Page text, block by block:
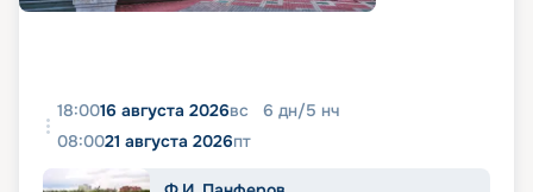
18:0016 августа 2026вс 6 дн/5 нч
08:0021 августа 2026пт